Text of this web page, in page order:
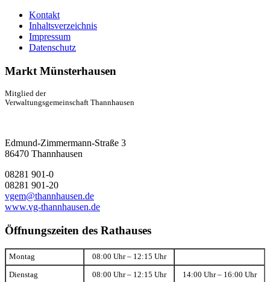
Kontakt
Inhaltsverzeichnis
Impressum
Datenschutz
Markt Münsterhausen
Mitglied der
Verwaltungsgemeinschaft Thannhausen
Edmund-Zimmermann-Straße 3
86470 Thannhausen
08281 901-0
08281 901-20
vgem@thannhausen.de
www.vg-thannhausen.de
Öffnungszeiten des Rathauses
Montag 08:00 Uhr – 12:15 Uhr
Dienstag 08:00 Uhr – 12:15 Uhr 14:00 Uhr – 16:00 Uhr